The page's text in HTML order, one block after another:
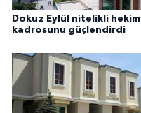
Dokuz Eylül nitelikli hekim
kadrosunu güçlendirdi